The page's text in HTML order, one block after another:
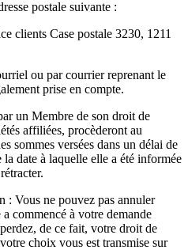
postale suivante :
clients Case postale 3230, 1211
ou par courrier reprenant le
prise en compte.
un Membre de son droit de
affiliées, procèderont au
sommes versées dans un délai de
date à laquelle elle a été informée
: Vous ne pouvez pas annuler
commencé à votre demande
de ce fait, votre droit de
choix vous est transmise sur